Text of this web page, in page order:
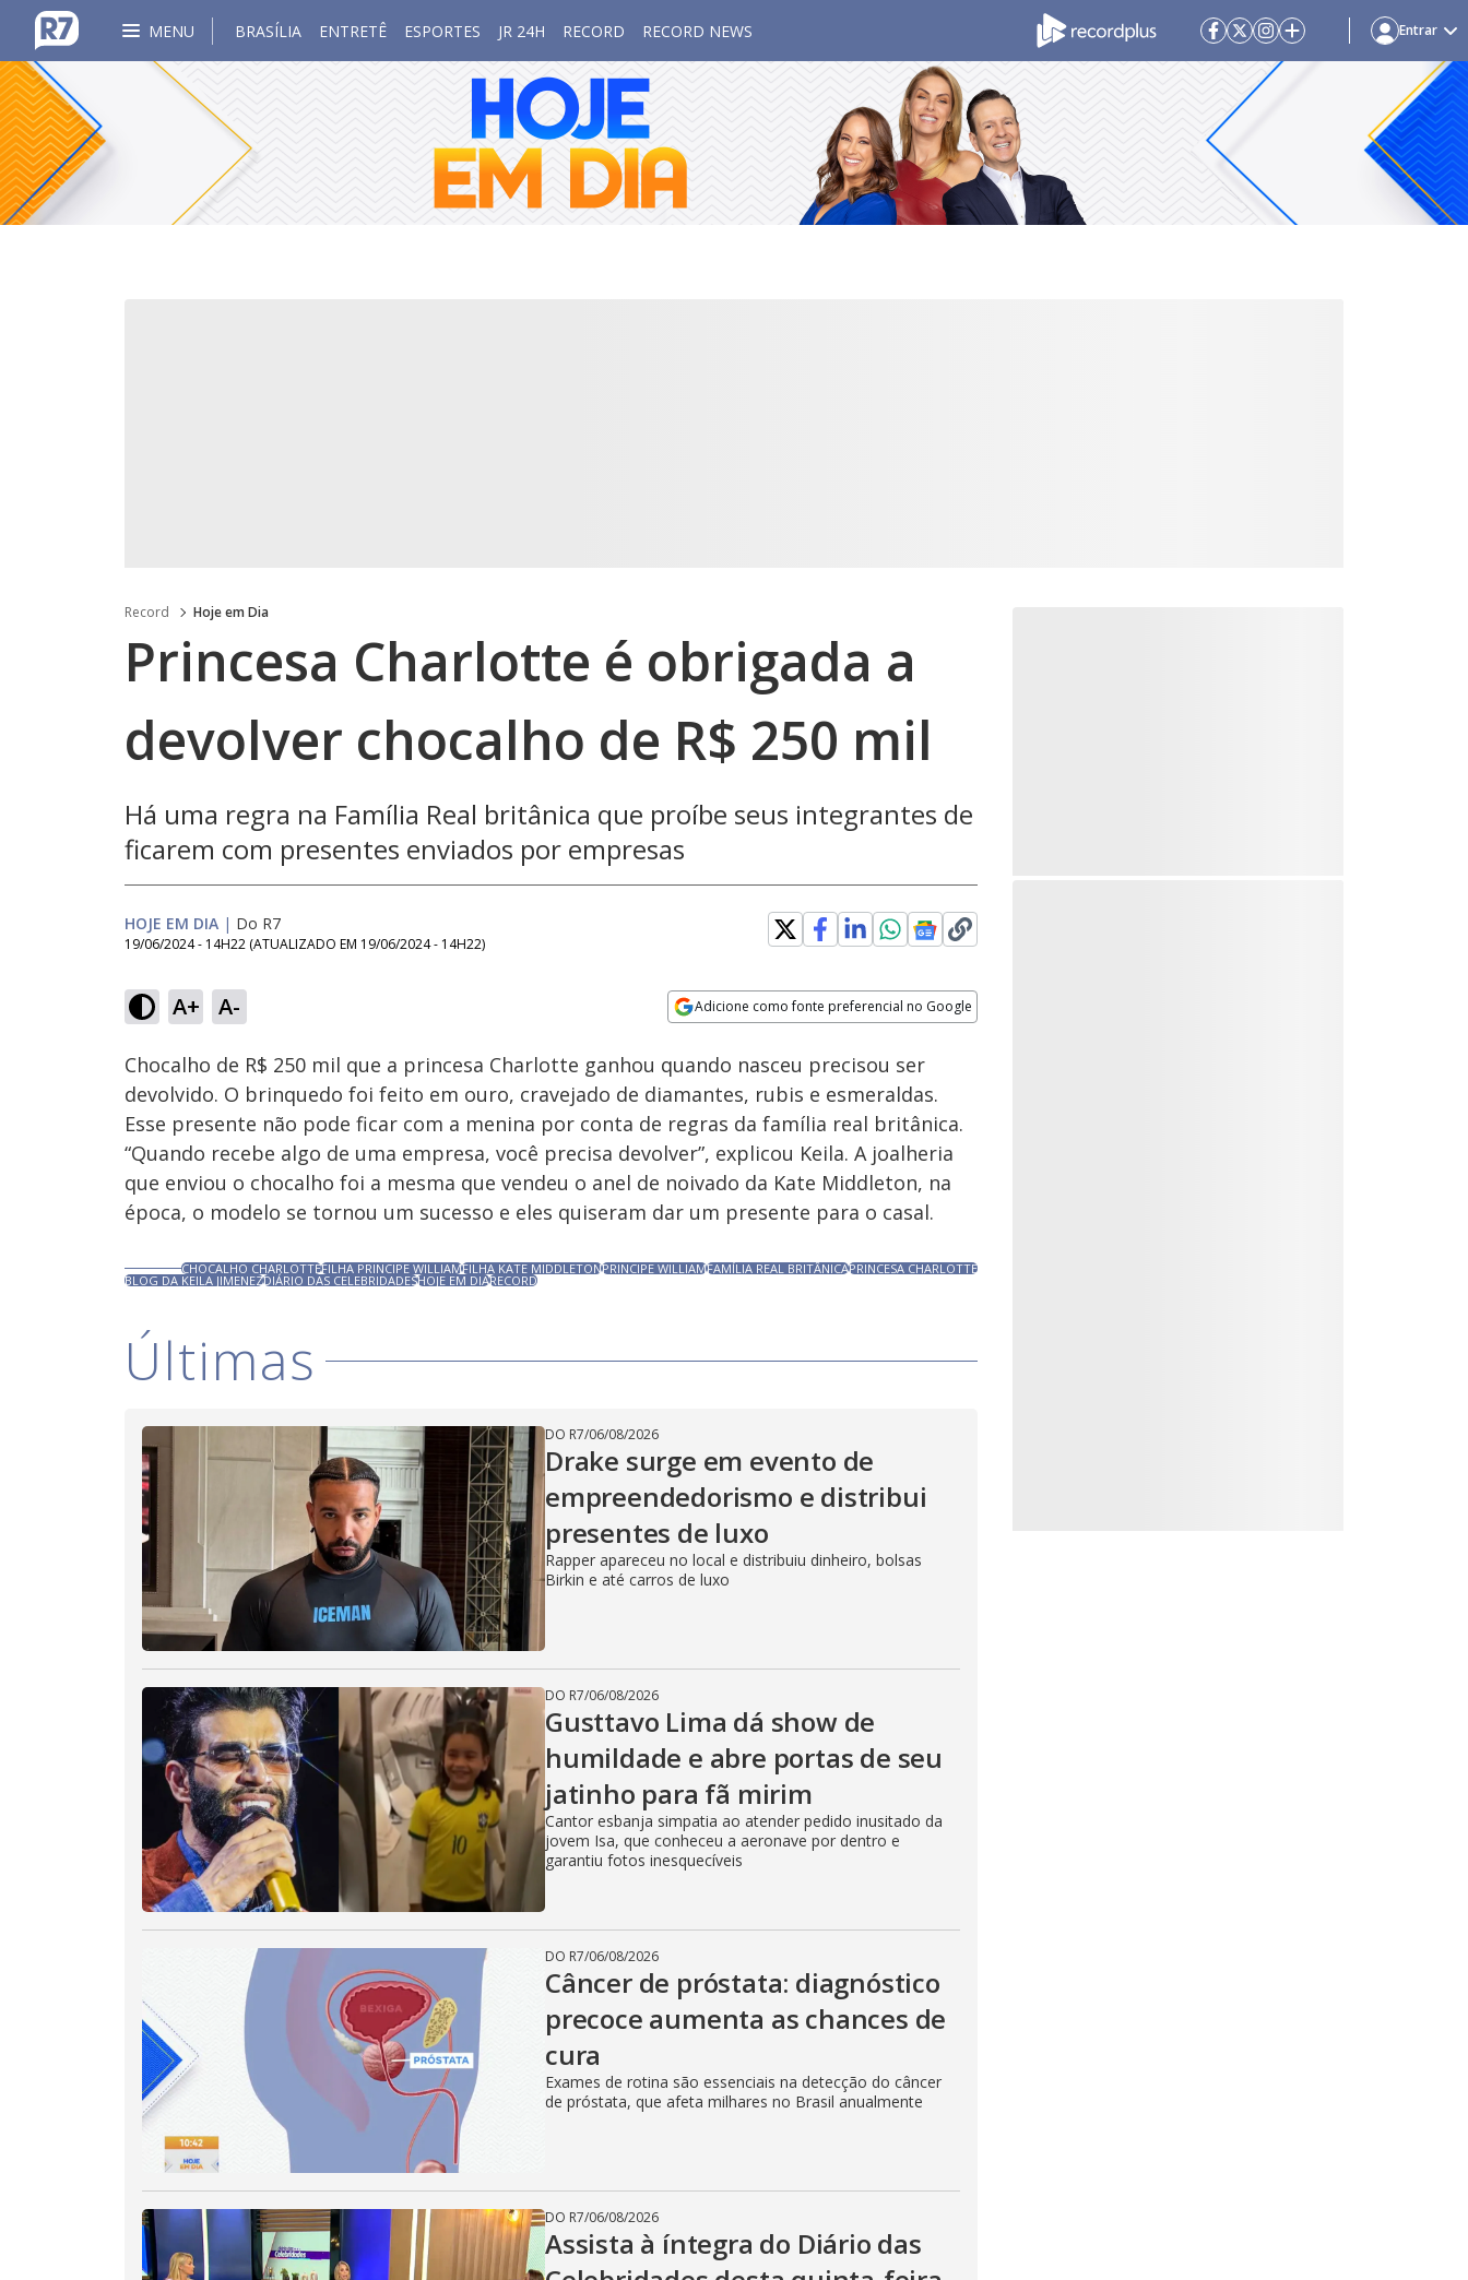
MENU BRASÍLIA ENTRETÊ ESPORTES JR 24H RECORD RECORD NEWS Entrar
Record Hoje em Dia
Princesa Charlotte é obrigada a
devolver chocalho de R$ 250 mil
Há uma regra na Família Real britânica que proíbe seus integrantes de
ficarem com presentes enviados por empresas
HOJE EM DIA | Do R7
19/06/2024 - 14H22 (ATUALIZADO EM 19/06/2024 - 14H22)
A+ A- Adicione como fonte preferencial no Google
Ativar
Som
Velocidade
Chocalho de R$ 250 mil que a princesa Charlotte ganhou quando nasceu precisou ser
devolvido. O brinquedo foi feito em ouro, cravejado de diamantes, rubis e esmeraldas.
Esse presente não pode ficar com a menina por conta de regras da família real britânica.
“Quando recebe algo de uma empresa, você precisa devolver”, explicou Keila. A joalheria
que enviou o chocalho foi a mesma que vendeu o anel de noivado da Kate Middleton, na
época, o modelo se tornou um sucesso e eles quiseram dar um presente para o casal.
CHOCALHO CHARLOTTEFILHA PRINCIPE WILLIAMFILHA KATE MIDDLETONPRINCIPE WILLIAMFAMÍLIA REAL BRITÂNICAPRINCESA CHARLOTTE
BLOG DA KEILA JIMENEZDIÁRIO DAS CELEBRIDADESHOJE EM DIARECORD
Últimas
DO R7/06/08/2026
Drake surge em evento de
empreendedorismo e distribui
presentes de luxo
Rapper apareceu no local e distribuiu dinheiro, bolsas
Birkin e até carros de luxo
DO R7/06/08/2026
Gusttavo Lima dá show de
humildade e abre portas de seu
jatinho para fã mirim
Cantor esbanja simpatia ao atender pedido inusitado da
jovem Isa, que conheceu a aeronave por dentro e
garantiu fotos inesquecíveis
DO R7/06/08/2026
Câncer de próstata: diagnóstico
precoce aumenta as chances de
cura
Exames de rotina são essenciais na detecção do câncer
de próstata, que afeta milhares no Brasil anualmente
DO R7/06/08/2026
Assista à íntegra do Diário das